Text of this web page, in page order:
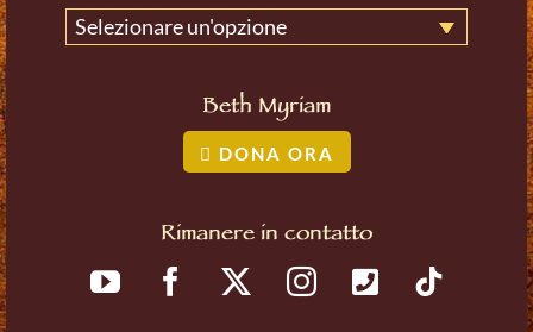
Selezionare un'opzione
Beth Myriam
DONA ORA
Rimanere in contatto